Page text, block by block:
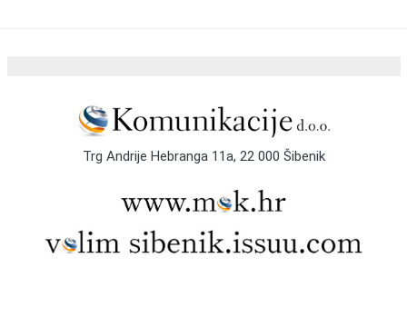
Trg Andrije Hebranga 11a, 22 000 Šibenik